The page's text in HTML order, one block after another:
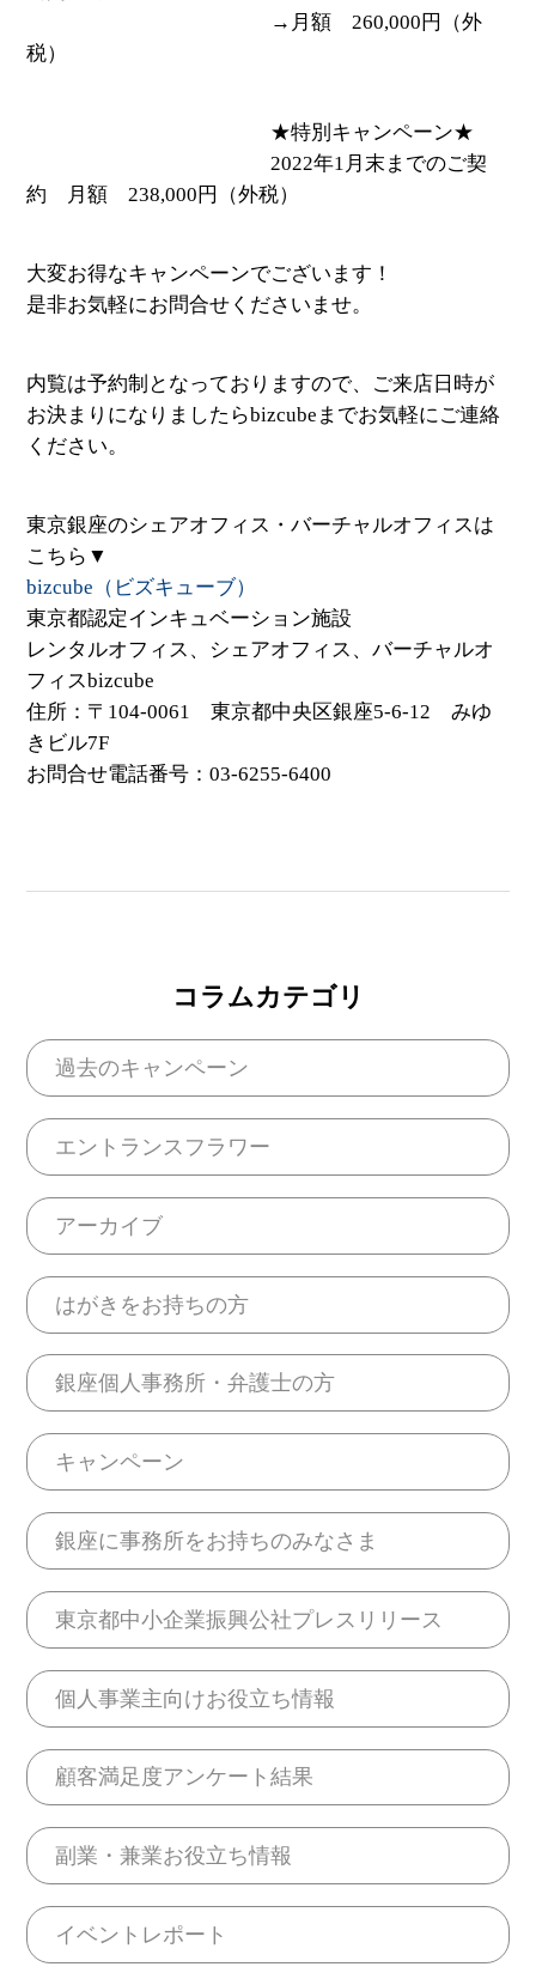
→月額 260,000円（外
税）
★特別キャンペーン★
2022年1月末までのご契
約 月額 238,000円（外税）
大変お得なキャンペーンでございます！
是非お気軽にお問合せくださいませ。
内覧は予約制となっておりますので、ご来店日時が
お決まりになりましたらbizcubeまでお気軽にご連絡
ください。
東京銀座のシェアオフィス・バーチャルオフィスは
こちら▼
bizcube（ビズキューブ）
東京都認定インキュベーション施設
レンタルオフィス、シェアオフィス、バーチャルオ
フィスbizcube
住所：〒104-0061 東京都中央区銀座5-6-12 みゆ
きビル7F
お問合せ電話番号：03-6255-6400
コラムカテゴリ
過去のキャンペーン
エントランスフラワー
アーカイブ
はがきをお持ちの方
銀座個人事務所・弁護士の方
キャンペーン
銀座に事務所をお持ちのみなさま
東京都中小企業振興公社プレスリリース
個人事業主向けお役立ち情報
顧客満足度アンケート結果
副業・兼業お役立ち情報
イベントレポート